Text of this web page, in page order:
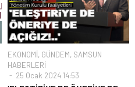
EKONOMİ, GÜNDEM, SAMSUN
HABERLERİ
25 Ocak 2024 14:53